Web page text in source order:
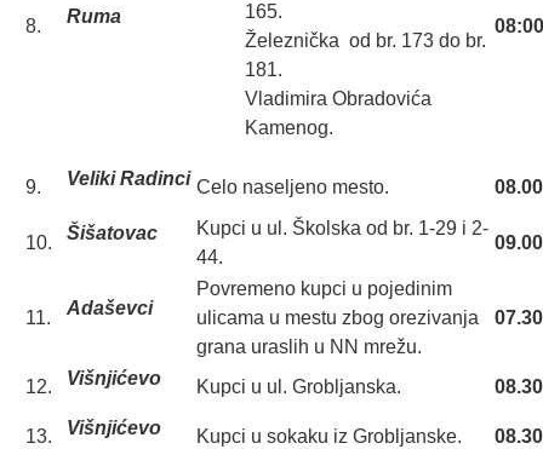
8. Ruma
165.
Železnička od br. 173 do br.
181.
Vladimira Obradovića
Kamenog.
9. Veliki Radinci Celo naseljeno mesto.
10. Šišatovac
Kupci u ul. Školska od br. 1-29 i 2-
44.
11. Adaševci
Povremeno kupci u pojedinim
ulicama u mestu zbog orezivanja
grana uraslih u NN mrežu.
12. Višnjićevo Kupci u ul. Grobljanska.
13. Višnjićevo Kupci u sokaku iz Grobljanske.